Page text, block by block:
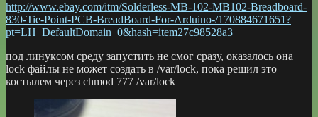
http://www.ebay.com/itm/Solderless-MB-102-MB102-Breadboard-
830-Tie-Point-PCB-BreadBoard-For-Arduino-/170884671651?
pt=LH_DefaultDomain_0&hash=item27c98528a3
под линуксом среду запустить не смог сразу, оказалось она
lock файлы не может создать в /var/lock, пока решил это
костылем через chmod 777 /var/lock